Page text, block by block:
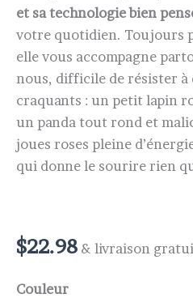
et sa technologie bien
votre quotidien. Toujours
elle vous accompagne
nous, difficile de résister à
craquants : un petit lapin
un panda tout rond et
joues roses pleine
qui donne le sourire rien
$22.98 & livraison
Couleur